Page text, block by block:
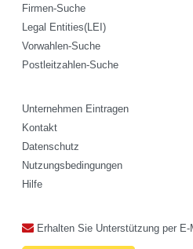
Firmen-Suche
Legal Entities(LEI)
Vorwahlen-Suche
Postleitzahlen-Suche
Unternehmen Eintragen
Kontakt
Datenschutz
Nutzungsbedingungen
Hilfe
Erhalten Sie Unterstützung per E-